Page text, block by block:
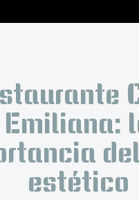
Emiliana:
estético